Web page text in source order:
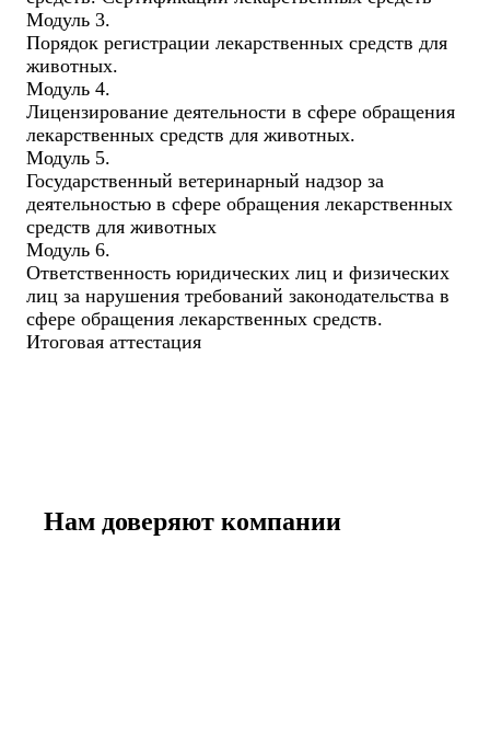
Модуль 3.
Порядок регистрации лекарственных средств для
животных.
Модуль 4.
Лицензирование деятельности в сфере обращения
лекарственных средств для животных.
Модуль 5.
Государственный ветеринарный надзор за
деятельностью в сфере обращения лекарственных
средств для животных
Модуль 6.
Ответственность юридических лиц и физических
лиц за нарушения требований законодательства в
сфере обращения лекарственных средств.
Итоговая аттестация
Нам доверяют компании